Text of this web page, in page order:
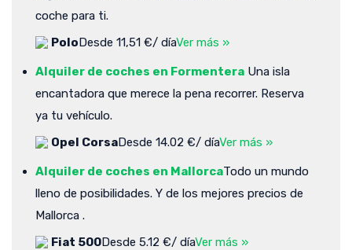
coche para ti.
PoloDesde 11,51 €/ díaVer más »
Alquiler de coches en Formentera Una isla
encantadora que merece la pena recorrer. Reserva
ya tu vehículo.
Opel CorsaDesde 14.02 €/ díaVer más »
Alquiler de coches en MallorcaTodo un mundo
lleno de posibilidades. Y de los mejores precios de
Mallorca .
Fiat 500Desde 5.12 €/ díaVer más »